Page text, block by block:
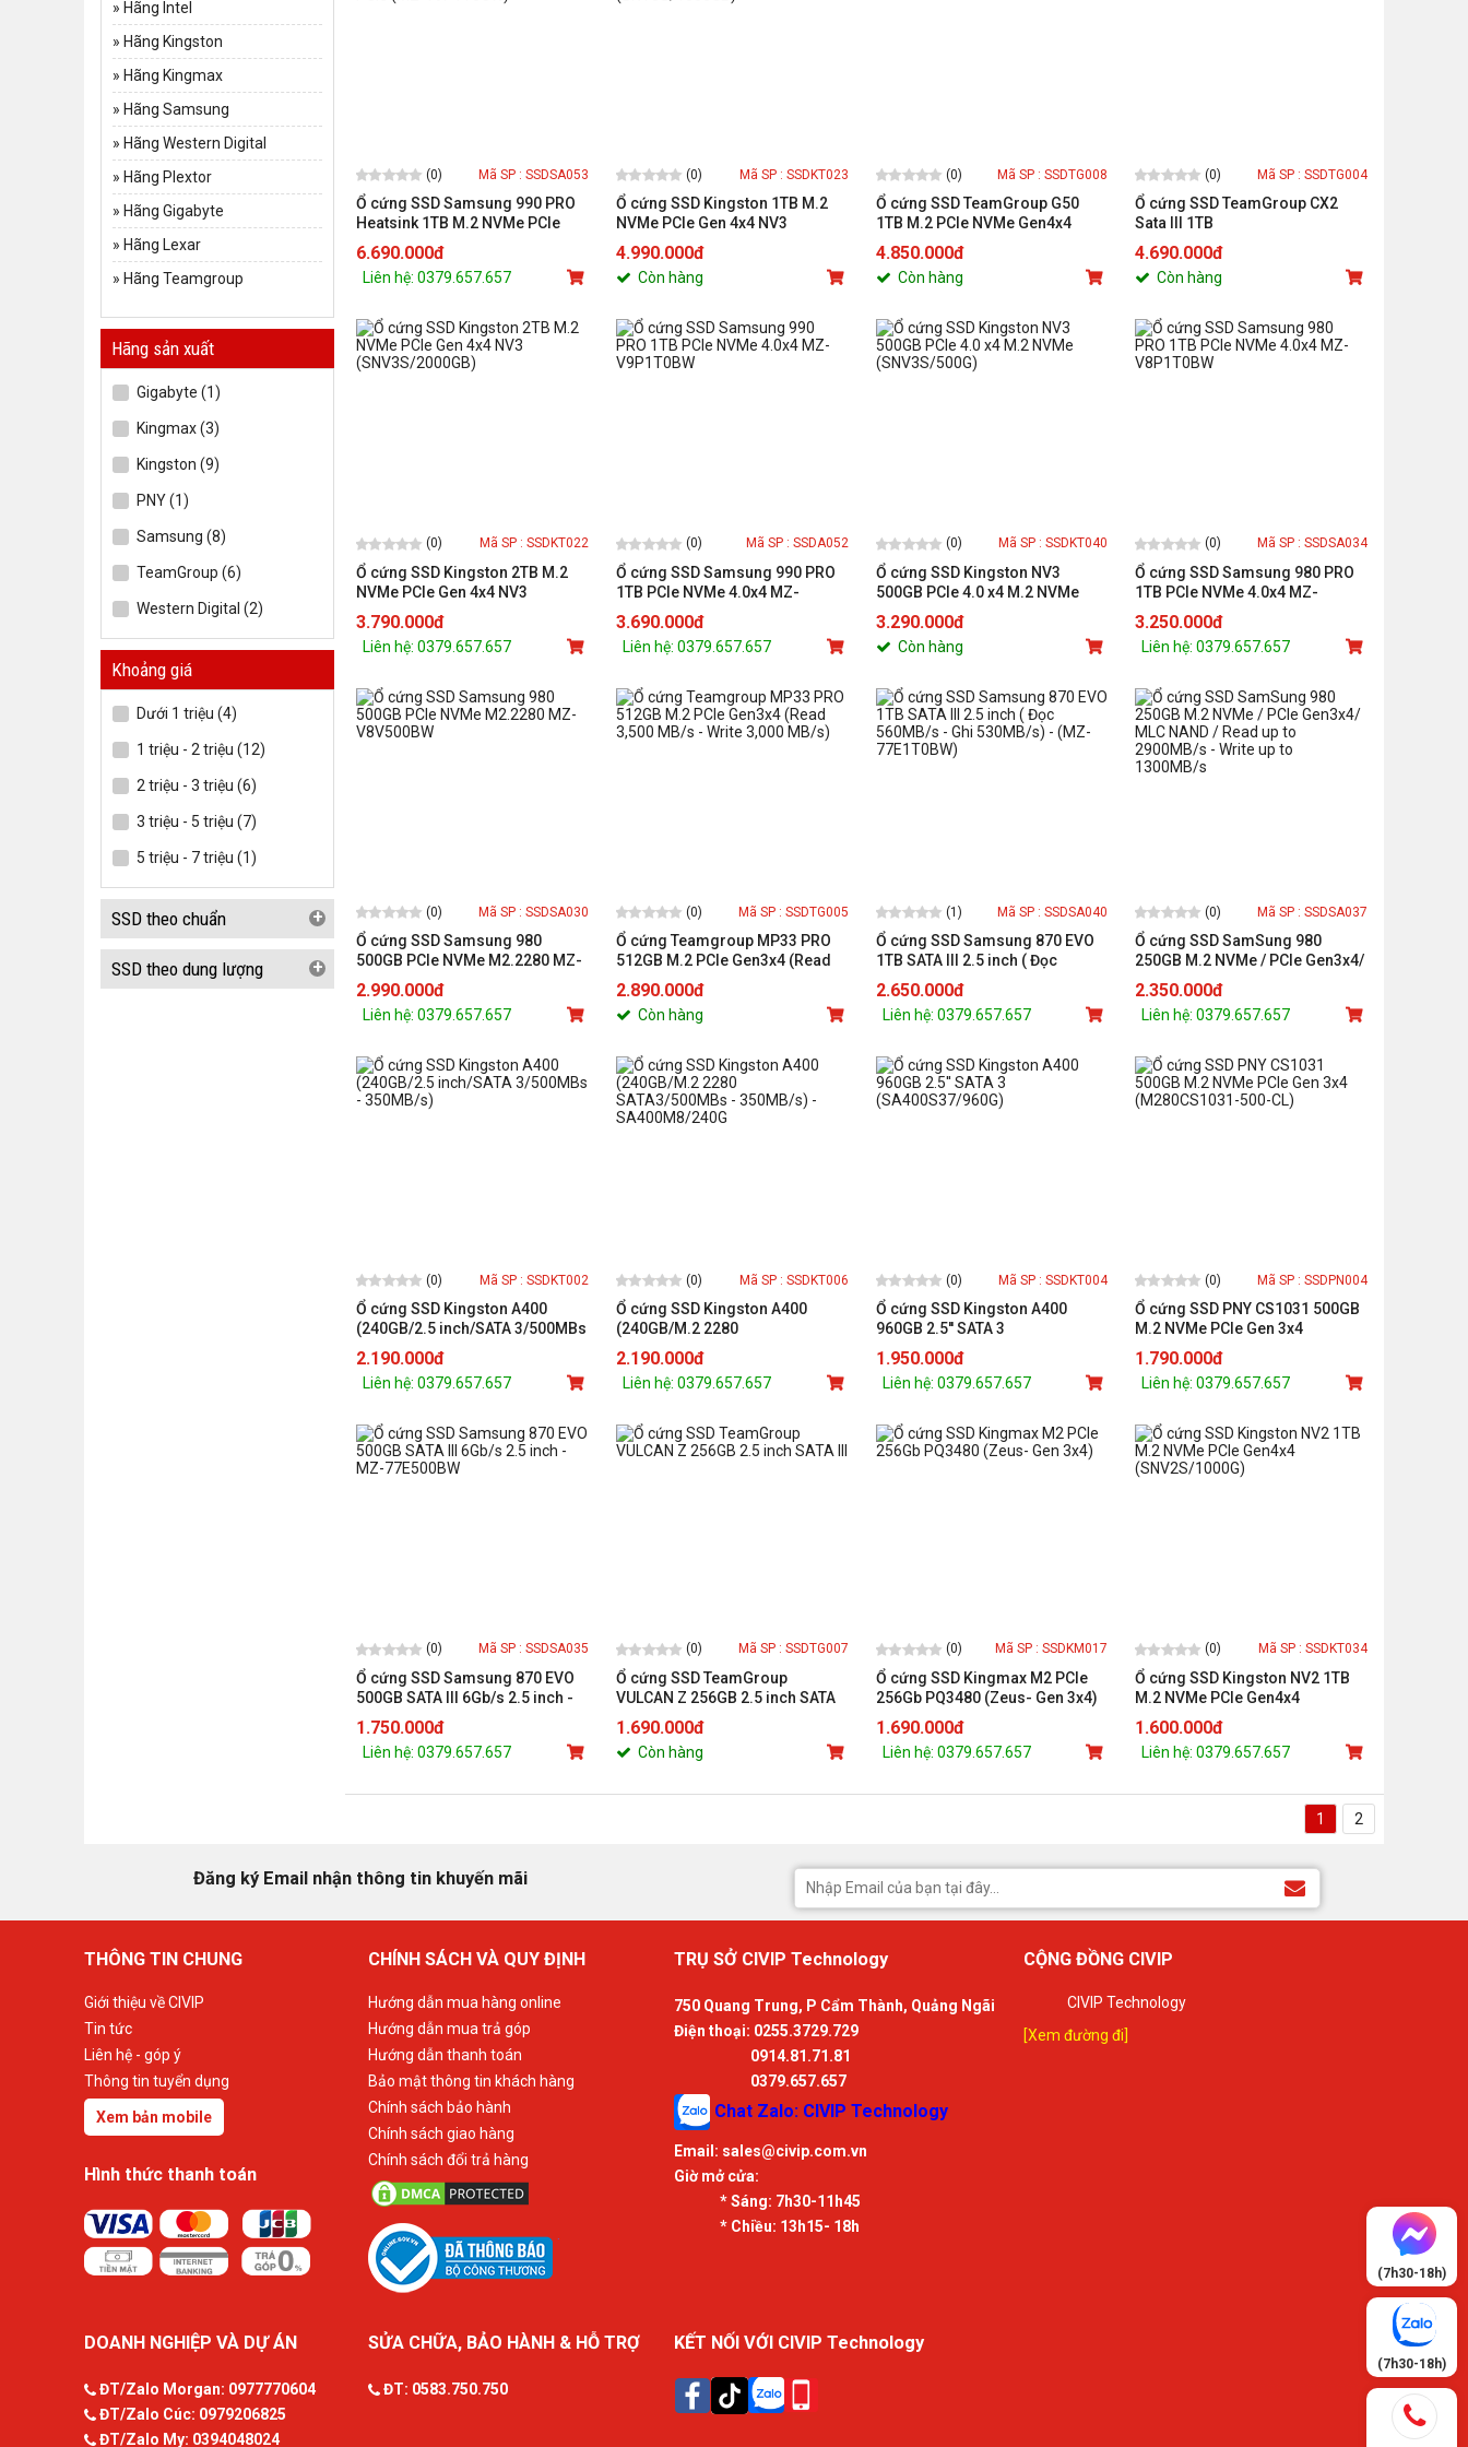
(7h30-18h)
(7h30-18h)
(0) Mã SP : SSDSA053
Ổ cứng SSD Samsung 990 PRO
Heatsink 1TB M.2 NVMe PCIe
(MZ-V9P1T0CW)
6.690.000đ
Liên hệ: 0379.657.657
(0) Mã SP : SSDKT023
Ổ cứng SSD Kingston 1TB M.2
NVMe PCIe Gen 4x4 NV3
(SNV3S/1000GB)
4.990.000đ
Còn hàng
(0) Mã SP : SSDTG008
Ổ cứng SSD TeamGroup G50
1TB M.2 PCIe NVMe Gen4x4
4.850.000đ
Còn hàng
(0) Mã SP : SSDTG004
Ổ cứng SSD TeamGroup CX2
Sata III 1TB
4.690.000đ
Còn hàng
(0) Mã SP : SSDKT022
Ổ cứng SSD Kingston 2TB M.2
NVMe PCIe Gen 4x4 NV3
(SNV3S/2000GB)
3.790.000đ
Liên hệ: 0379.657.657
(0) Mã SP : SSDA052
Ổ cứng SSD Samsung 990 PRO
1TB PCIe NVMe 4.0x4 MZ-
V9P1T0BW
3.690.000đ
Liên hệ: 0379.657.657
(0) Mã SP : SSDKT040
Ổ cứng SSD Kingston NV3
500GB PCIe 4.0 x4 M.2 NVMe
(SNV3S/500G)
3.290.000đ
Còn hàng
(0) Mã SP : SSDSA034
Ổ cứng SSD Samsung 980 PRO
1TB PCIe NVMe 4.0x4 MZ-
V8P1T0BW
3.250.000đ
Liên hệ: 0379.657.657
(0) Mã SP : SSDSA030
Ổ cứng SSD Samsung 980
500GB PCIe NVMe M2.2280 MZ-
V8V500BW
2.990.000đ
Liên hệ: 0379.657.657
(0) Mã SP : SSDTG005
Ổ cứng Teamgroup MP33 PRO
512GB M.2 PCIe Gen3x4 (Read
3,500 MB/s - Write 3,000 MB/s)
2.890.000đ
Còn hàng
(1) Mã SP : SSDSA040
Ổ cứng SSD Samsung 870 EVO
1TB SATA III 2.5 inch ( Đọc
560MB/s - Ghi 530MB/s) - (MZ-
77E1T0BW)
2.650.000đ
Liên hệ: 0379.657.657
(0) Mã SP : SSDSA037
Ổ cứng SSD SamSung 980
250GB M.2 NVMe / PCIe Gen3x4/
MLC NAND / Read up to
2900MB/s - Write up to
1300MB/s
2.350.000đ
Liên hệ: 0379.657.657
(0) Mã SP : SSDKT002
Ổ cứng SSD Kingston A400
(240GB/2.5 inch/SATA 3/500MBs
- 350MB/s)
2.190.000đ
Liên hệ: 0379.657.657
(0) Mã SP : SSDKT006
Ổ cứng SSD Kingston A400
(240GB/M.2 2280
SATA3/500MBs - 350MB/s) -
SA400M8/240G
2.190.000đ
Liên hệ: 0379.657.657
(0) Mã SP : SSDKT004
Ổ cứng SSD Kingston A400
960GB 2.5'' SATA 3
(SA400S37/960G)
1.950.000đ
Liên hệ: 0379.657.657
(0) Mã SP : SSDPN004
Ổ cứng SSD PNY CS1031 500GB
M.2 NVMe PCIe Gen 3x4
(M280CS1031-500-CL)
1.790.000đ
Liên hệ: 0379.657.657
(0) Mã SP : SSDSA035
Ổ cứng SSD Samsung 870 EVO
500GB SATA III 6Gb/s 2.5 inch -
MZ-77E500BW
1.750.000đ
Liên hệ: 0379.657.657
(0) Mã SP : SSDTG007
Ổ cứng SSD TeamGroup
VULCAN Z 256GB 2.5 inch SATA
III
1.690.000đ
Còn hàng
(0) Mã SP : SSDKM017
Ổ cứng SSD Kingmax M2 PCIe
256Gb PQ3480 (Zeus- Gen 3x4)
1.690.000đ
Liên hệ: 0379.657.657
(0) Mã SP : SSDKT034
Ổ cứng SSD Kingston NV2 1TB
M.2 NVMe PCIe Gen4x4
(SNV2S/1000G)
1.600.000đ
Liên hệ: 0379.657.657
1 2
» Hãng Intel
» Hãng Kingston
» Hãng Kingmax
» Hãng Samsung
» Hãng Western Digital
» Hãng Plextor
» Hãng Gigabyte
» Hãng Lexar
» Hãng Teamgroup
Hãng sản xuất
Gigabyte (1)
Kingmax (3)
Kingston (9)
PNY (1)
Samsung (8)
TeamGroup (6)
Western Digital (2)
Khoảng giá
Dưới 1 triệu (4)
1 triệu - 2 triệu (12)
2 triệu - 3 triệu (6)
3 triệu - 5 triệu (7)
5 triệu - 7 triệu (1)
SSD theo chuẩn +
SSD theo dung lượng +
Đăng ký Email nhận thông tin khuyến mãi
THÔNG TIN CHUNG
Giới thiệu về CIVIP
Tin tức
Liên hệ - góp ý
Thông tin tuyển dụng
Xem bản mobile
Hình thức thanh toán
CHÍNH SÁCH VÀ QUY ĐỊNH
Hướng dẫn mua hàng online
Hướng dẫn mua trả góp
Hướng dẫn thanh toán
Bảo mật thông tin khách hàng
Chính sách bảo hành
Chính sách giao hàng
Chính sách đổi trả hàng
TRỤ SỞ CIVIP Technology
750 Quang Trung, P Cẩm Thành, Quảng Ngãi
Điện thoại: 0255.3729.729
0914.81.71.81
0379.657.657
Chat Zalo: CIVIP Technology
Email: sales@civip.com.vn
Giờ mở cửa:
* Sáng: 7h30-11h45
* Chiều: 13h15- 18h
CỘNG ĐỒNG CIVIP
CIVIP Technology
[Xem đường đi]
DOANH NGHIỆP VÀ DỰ ÁN
ĐT/Zalo Morgan: 0977770604
ĐT/Zalo Cúc: 0979206825
ĐT/Zalo My: 0394048024
SỬA CHỮA, BẢO HÀNH & HỖ TRỢ
ĐT: 0583.750.750
KẾT NỐI VỚI CIVIP Technology